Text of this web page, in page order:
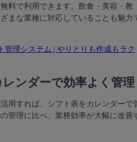
料で利用できます。飲食・美容・教
まな業種に対応していることも魅力
管理システム | やりとりも作成もラク
ンダーで効率よく管理
用すれば、シフト表をカレンダーで
管理に比べ、業務効率が大幅に改善